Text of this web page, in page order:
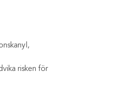
risken för